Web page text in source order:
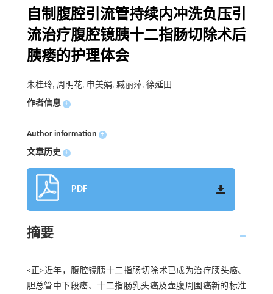
自制腹腔引流管持续内冲洗负压引
流治疗腹腔镜胰十二指肠切除术后
胰瘘的护理体会
朱桂玲, 周明花, 申美娟, 臧丽萍, 徐延田
作者信息 +
Author information +
文章历史 +
PDF
摘要
<正>近年，腹腔镜胰十二指肠切除术已成为治疗胰头癌、
胆总管中下段癌、十二指肠乳头癌及壶腹周围癌新的标准